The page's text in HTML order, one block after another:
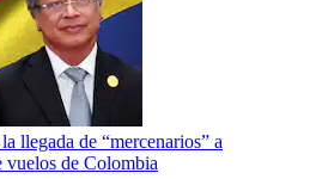
llegada de “mercenarios” a
vuelos de Colombia